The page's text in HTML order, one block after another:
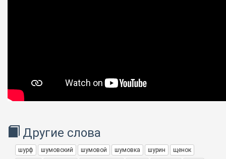
Другие слова
шурф шумовский шумовой шумовка шурин
щенок